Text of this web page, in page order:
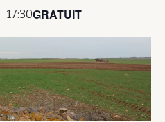
- 17:30GRATUIT